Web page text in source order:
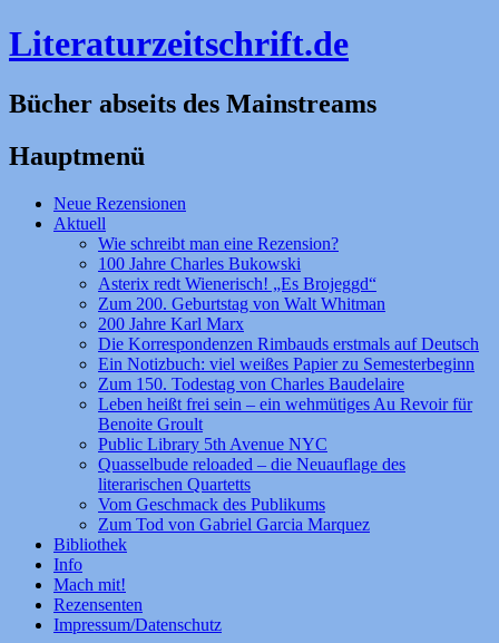
Literaturzeitschrift.de
Bücher abseits des Mainstreams
Hauptmenü
Zum
Inhalt
Neue Rezensionen
Aktuell
Wie schreibt man eine Rezension?
100 Jahre Charles Bukowski
Asterix redt Wienerisch! „Es Brojeggd“
Zum 200. Geburtstag von Walt Whitman
200 Jahre Karl Marx
Die Korrespondenzen Rimbauds erstmals auf Deutsch
Ein Notizbuch: viel weißes Papier zu Semesterbeginn
Zum 150. Todestag von Charles Baudelaire
Leben heißt frei sein – ein wehmütiges Au Revoir für
Benoite Groult
Public Library 5th Avenue NYC
Quasselbude reloaded – die Neuauflage des
literarischen Quartetts
Vom Geschmack des Publikums
Zum Tod von Gabriel Garcia Marquez
Bibliothek
Info
Mach mit!
Rezensenten
Impressum/Datenschutz